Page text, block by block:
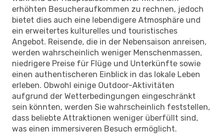
erhöhten Besucheraufkommen zu rechnen, jedoch
bietet dies auch eine lebendigere Atmosphäre und
ein erweitertes kulturelles und touristisches
Angebot. Reisende, die in der Nebensaison anreisen,
werden wahrscheinlich weniger Menschenmassen,
niedrigere Preise für Flüge und Unterkünfte sowie
einen authentischeren Einblick in das lokale Leben
erleben. Obwohl einige Outdoor-Aktivitäten
aufgrund der Wetterbedingungen eingeschränkt
sein könnten, werden Sie wahrscheinlich feststellen,
dass beliebte Attraktionen weniger überfüllt sind,
was einen immersiveren Besuch ermöglicht.